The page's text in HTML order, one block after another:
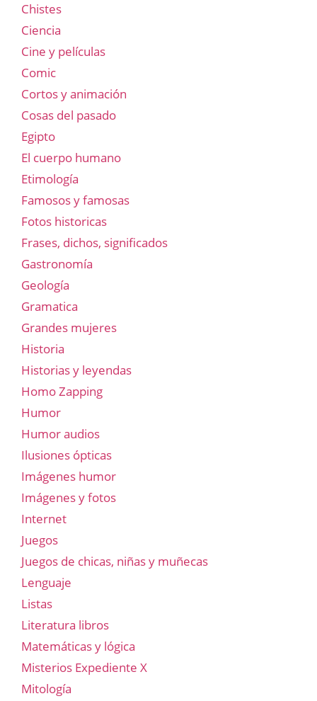
Chistes
Ciencia
Cine y películas
Comic
Cortos y animación
Cosas del pasado
Egipto
El cuerpo humano
Etimología
Famosos y famosas
Fotos historicas
Frases, dichos, significados
Gastronomía
Geología
Gramatica
Grandes mujeres
Historia
Historias y leyendas
Homo Zapping
Humor
Humor audios
Ilusiones ópticas
Imágenes humor
Imágenes y fotos
Internet
Juegos
Juegos de chicas, niñas y muñecas
Lenguaje
Listas
Literatura libros
Matemáticas y lógica
Misterios Expediente X
Mitología